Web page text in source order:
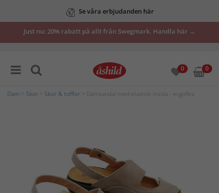
Se våra erbjudanden här
Just nu: 20% rabatt på allt från Swegmark. Handla här →
0 0
Dam Skor Skor & tofflor > Damsandal med elastisk insida - ergoflex